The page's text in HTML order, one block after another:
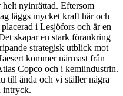
nyinrättad. Eftersom
läggs mycket kraft här och
i Lesjöfors och är en
skapar en stark förankring
strategisk utblick mot
kommer närmast från
Copco och i kemiindustrin.
till ända och vi ställer några
intryck.